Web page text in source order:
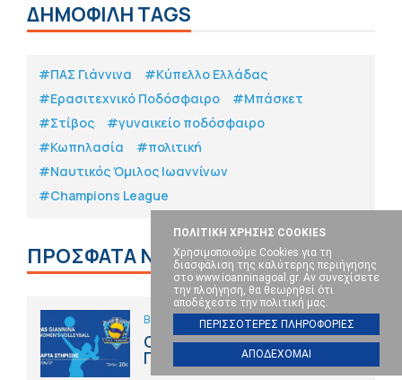
ΠΟΛΙΤΙΚΗ ΧΡΗΣΗΣ COOKIES
Χρησιμοποιούμε Cookies για τη
διασφάλιση της καλύτερης περιήγησης
στο www.ioanninagoal.gr. Αν συνεχίσετε
την πλοήγηση, θα θεωρηθεί ότι
αποδέχεστε την πολιτική μας.
ΠΕΡΙΣΣΟΤΕΡΕΣ ΠΛΗΡΟΦΟΡΙΕΣ
ΑΠΟΔΕΧΟΜΑΙ
ΔΗΜΟΦΙΛΗ TAGS
#ΠΑΣ Γιάννινα
#Κύπελλο Ελλάδας
#Eρασιτεχνικό Ποδόσφαιρο
#Μπάσκετ
#Στίβος
#γυναικείο ποδόσφαιρο
#Κωπηλασία
#πολιτική
#Ναυτικός Όμιλος Ιωαννίνων
#Champions League
ΠΡΟΣΦΑΤΑ ΝΕΑ
ΒΟΛΕΪ 06-08-2026
Οι Κάρτες Ενίσχυσης του ΠΑΣ
Γιάννινα WVC